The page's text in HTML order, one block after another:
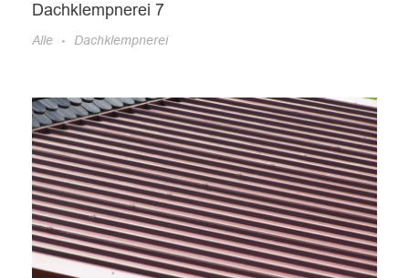
Dachklempnerei 7
Alle Dachklempnerei